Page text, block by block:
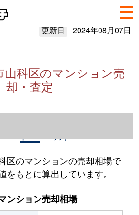
更新日 2024年08月07日
山科区のマンション売
却・査定
区のマンションの売却相場で
をもとに算出しています。
ンション売却相場